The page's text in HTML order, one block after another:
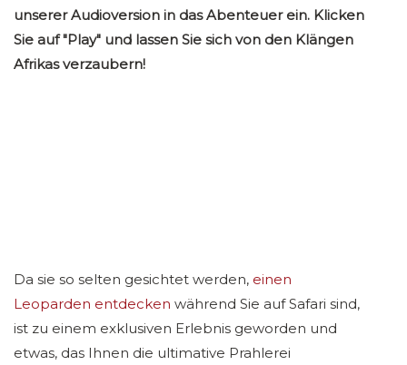
unserer Audioversion in das Abenteuer ein. Klicken
Sie auf "Play" und lassen Sie sich von den Klängen
Afrikas verzaubern!
Da sie so selten gesichtet werden, einen
Leoparden entdecken während Sie auf Safari sind,
ist zu einem exklusiven Erlebnis geworden und
etwas, das Ihnen die ultimative Prahlerei